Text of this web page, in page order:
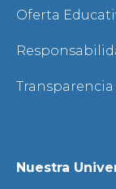
Oferta
Transparencia
Nuestra